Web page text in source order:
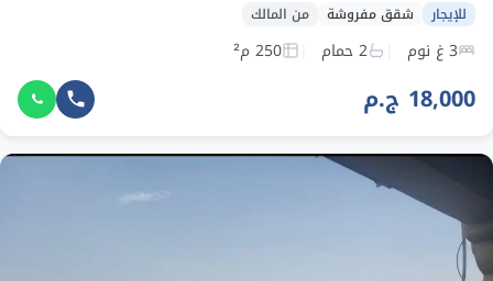
للإيجار شقق مفروشة من المالك
3 غ نوم 2 حمام 250 م²
18,000 ج.م